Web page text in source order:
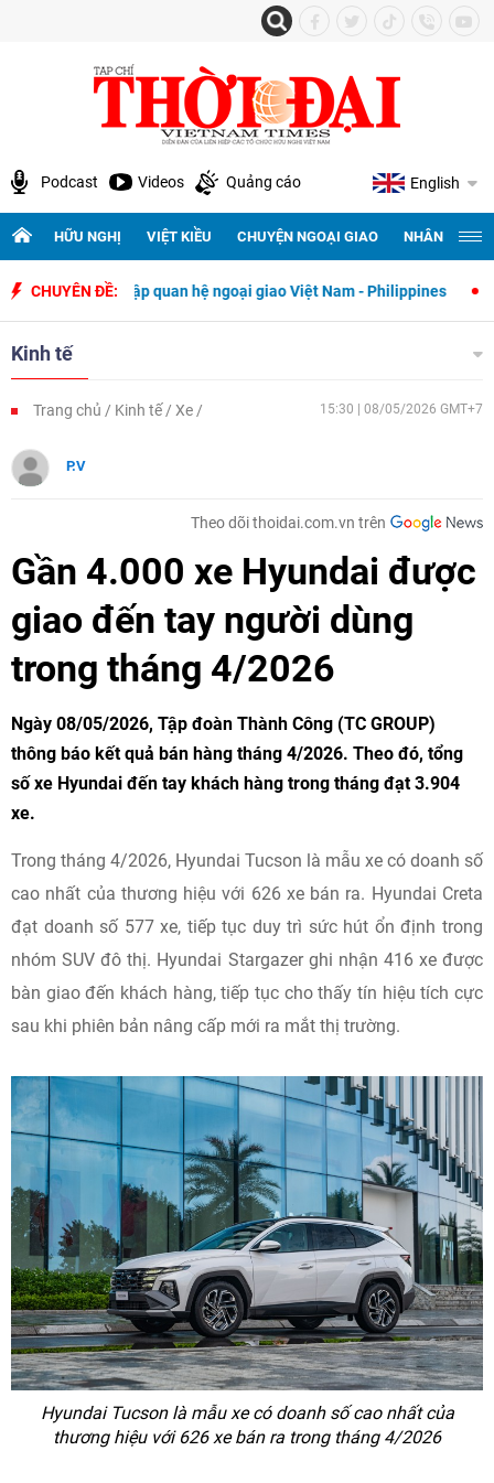
Podcast Videos Quảng cáo English
HỮU NGHỊ VIỆT KIỀU CHUYỆN NGOẠI GIAO NHÂN
CHUYÊN ĐỀ:
thiết lập quan hệ ngoại giao Việt Nam - Philippines 500 ngày
Kinh tế
Trang chủ Kinh tế Xe 15:30 | 08/05/2026 GMT+7
P.V
Theo dõi thoidai.com.vn trên
Gần 4.000 xe Hyundai được
giao đến tay người dùng
trong tháng 4/2026
Ngày 08/05/2026, Tập đoàn Thành Công (TC GROUP)
thông báo kết quả bán hàng tháng 4/2026. Theo đó, tổng
số xe Hyundai đến tay khách hàng trong tháng đạt 3.904
xe.
Trong tháng 4/2026, Hyundai Tucson là mẫu xe có doanh số
cao nhất của thương hiệu với 626 xe bán ra. Hyundai Creta
đạt doanh số 577 xe, tiếp tục duy trì sức hút ổn định trong
nhóm SUV đô thị. Hyundai Stargazer ghi nhận 416 xe được
bàn giao đến khách hàng, tiếp tục cho thấy tín hiệu tích cực
sau khi phiên bản nâng cấp mới ra mắt thị trường.
Hyundai Tucson là mẫu xe có doanh số cao nhất của
thương hiệu với 626 xe bán ra trong tháng 4/2026